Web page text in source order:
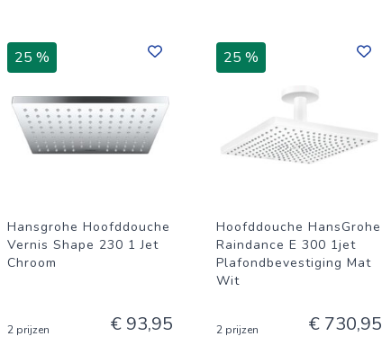
25 %
Hansgrohe Hoofddouche
Vernis Shape 230 1 Jet
Chroom
2 prijzen € 93,95
25 %
Hoofddouche HansGrohe
Raindance E 300 1jet
Plafondbevestiging Mat
Wit
2 prijzen € 730,95